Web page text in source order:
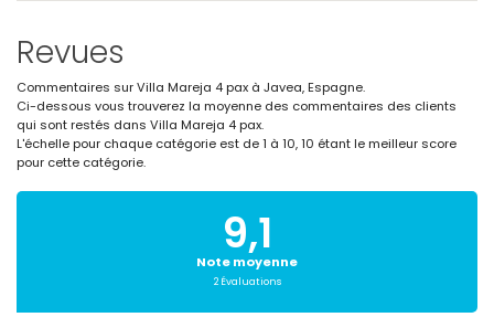
Revues
Commentaires sur Villa Mareja 4 pax à Javea, Espagne.
Ci-dessous vous trouverez la moyenne des commentaires des clients
qui sont restés dans Villa Mareja 4 pax.
L'échelle pour chaque catégorie est de 1 à 10, 10 étant le meilleur score
pour cette catégorie.
9,1
Note moyenne
2 Évaluations